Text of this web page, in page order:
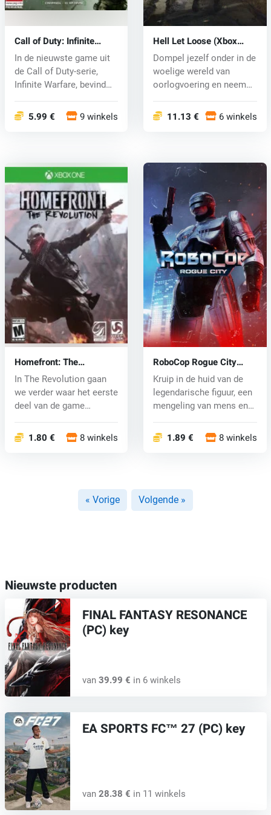
Call of Duty: Infinite
Warfare (Xbox One) key
In de nieuwste game uit
de Call of Duty-serie,
Infinite Warfare, bevind
5.99 € 9 winkels
Hell Let Loose (Xbox
One) key
Dompel jezelf onder in de
woelige wereld van
oorlogvoering en neem
11.13 € 6 winkels
Homefront: The
Revolution (Xbox One)
key
In The Revolution gaan
we verder waar het eerste
deel van de game
1.80 € 8 winkels
RoboCop Rogue City
(Xbox One) key
Kruip in de huid van de
legendarische figuur, een
mengeling van mens en
1.89 € 8 winkels
« Vorige Volgende »
Nieuwste producten
FINAL FANTASY RESONANCE
(PC) key
van 39.99 € in 6 winkels
EA SPORTS FC™ 27 (PC) key
van 28.38 € in 11 winkels